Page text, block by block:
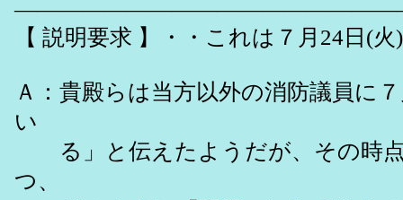
【 説明要求 】・・これは７月24日(
Ａ：貴殿らは当方以外の消防議員に
い
る」と伝えたようだが、その時点
つ、